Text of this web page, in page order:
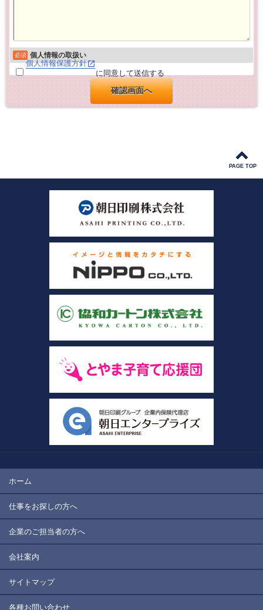
必須 個人情報の取扱い
に同意して送信する
個人情報保護方針
PAGE TOP
ホーム
仕事をお探しの方へ
企業のご担当者の方へ
会社案内
サイトマップ
各種お問い合わせ